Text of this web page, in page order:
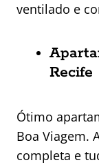
ventilado e
Recife
Ótimo
Boa Viagem.
completa e